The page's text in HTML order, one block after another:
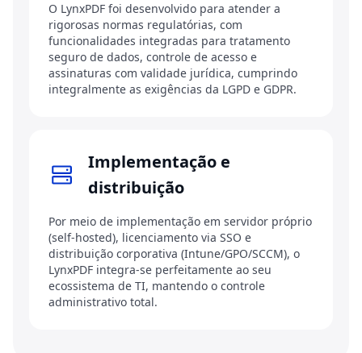
O LynxPDF foi desenvolvido para atender a
rigorosas normas regulatórias, com
funcionalidades integradas para tratamento
seguro de dados, controle de acesso e
assinaturas com validade jurídica, cumprindo
integralmente as exigências da LGPD e GDPR.
Implementação e
distribuição
Por meio de implementação em servidor próprio
(self-hosted), licenciamento via SSO e
distribuição corporativa (Intune/GPO/SCCM), o
LynxPDF integra-se perfeitamente ao seu
ecossistema de TI, mantendo o controle
administrativo total.